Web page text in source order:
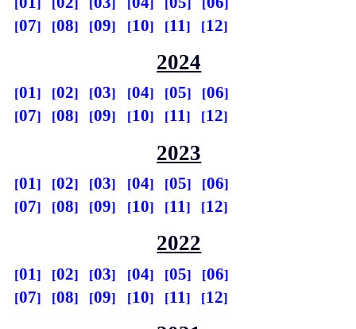
07
08 09 10 11 12
2024
01 02 03 04 05
06
07
08 09 10 11 12
2023
01 02 03 04 05
06
07
08 09 10 11 12
2022
01 02 03 04 05
06
07
08 09 10 11 12